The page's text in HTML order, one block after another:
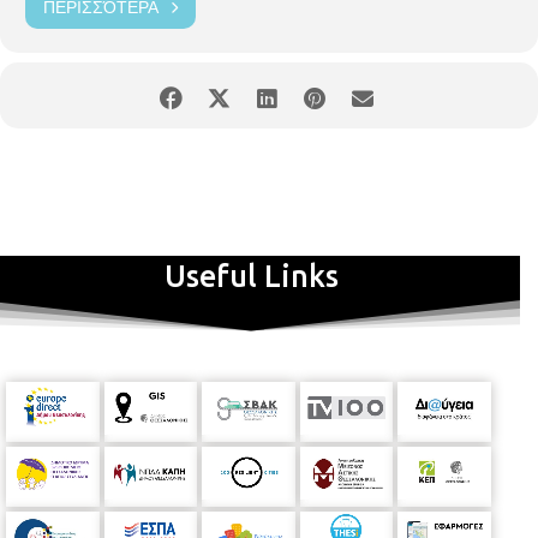
ΠΕΡΙΣΣΌΤΕΡΑ
Useful Links